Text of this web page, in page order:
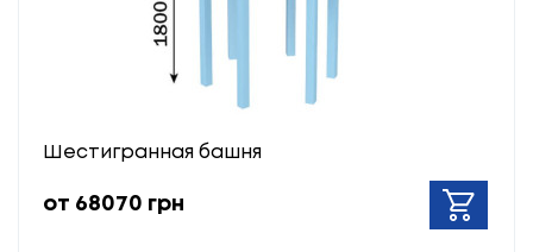
Шестигранная башня
от 68070 грн